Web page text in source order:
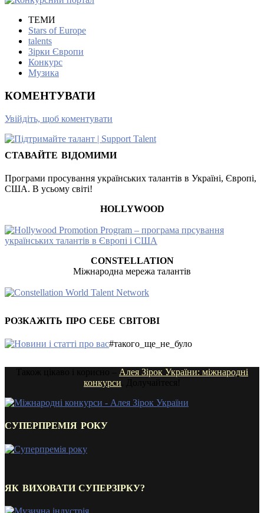
ТЕМИ
Stars of Europe
talents
Зірки Європи
Конкурс
Музика
КОМЕНТУВАТИ
Увійдіть, щоб коментувати
СТАВАЙТЕ ВІДОМИМИ
Програми просування українських талантів в Україні, Європі,
США. В усьому світі!
HOLLYWOOD
CONSTELLATION
Міжнародна мережа талантів
РОЗКАЖІТЬ ПРО СЕБЕ СВІТОВІ
#такого_ще_не_було
Алея Зірок України: міжнародні
конкурси
СУПЕРПРЕМІЯ РОКУ
ЯК ВИХОВАТИ СУПЕРЗІРКУ?